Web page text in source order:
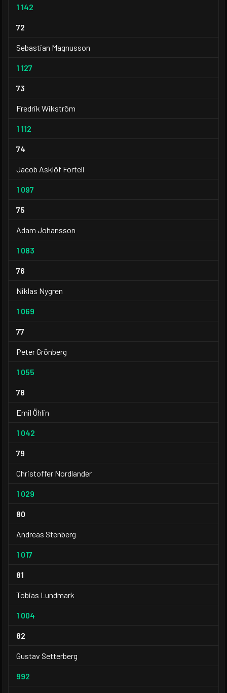
1 142
72
Sebastian Magnusson
1 127
73
Fredrik Wikström
1 112
74
Jacob Asklöf Fortell
1 097
75
Adam Johansson
1 083
76
Niklas Nygren
1 069
77
Peter Grönberg
1 055
78
Emil Öhlin
1 042
79
Christoffer Nordlander
1 029
80
Andreas Stenberg
1 017
81
Tobias Lundmark
1 004
82
Gustav Setterberg
992